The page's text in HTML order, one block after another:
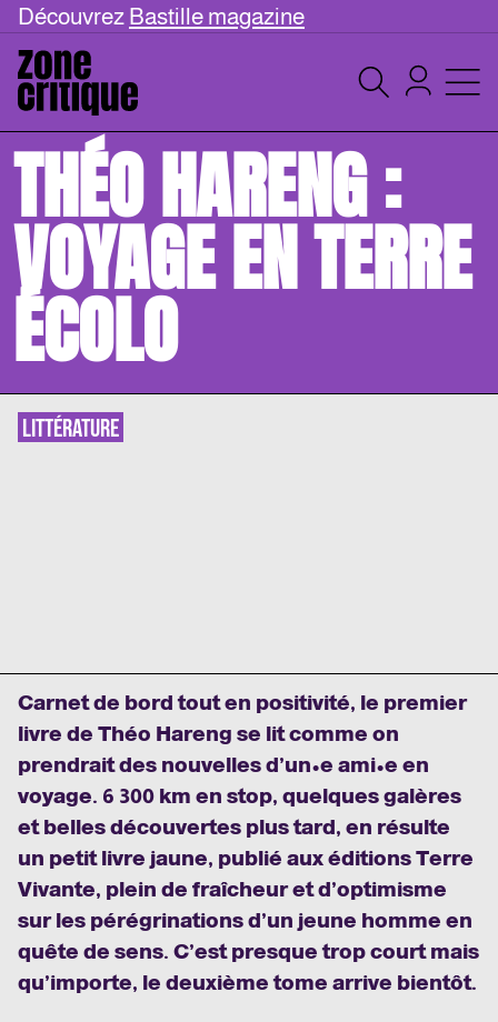
Découvrez Bastille magazine
THÉO HARENG :
VOYAGE EN TERRE
ÉCOLO
LITTÉRATURE
Carnet de bord tout en positivité, le premier
livre de Théo Hareng se lit comme on
prendrait des nouvelles d’un•e ami•e en
voyage. 6 300 km en stop, quelques galères
et belles découvertes plus tard, en résulte
un petit livre jaune, publié aux éditions Terre
Vivante, plein de fraîcheur et d’optimisme
sur les pérégrinations d’un jeune homme en
quête de sens. C’est presque trop court mais
qu’importe, le deuxième tome arrive bientôt.